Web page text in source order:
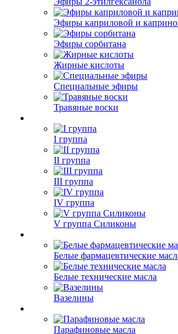
Эфиры каприловой и
Эфиры сорбитана
Жирные кислоты
Специальные эфиры
Травяные воски
I группа
II группа
III группа
IV группа
V группа Силиконы
Белые фармацевтические
Белые технические масла
Вазелины
Парафиновые масла